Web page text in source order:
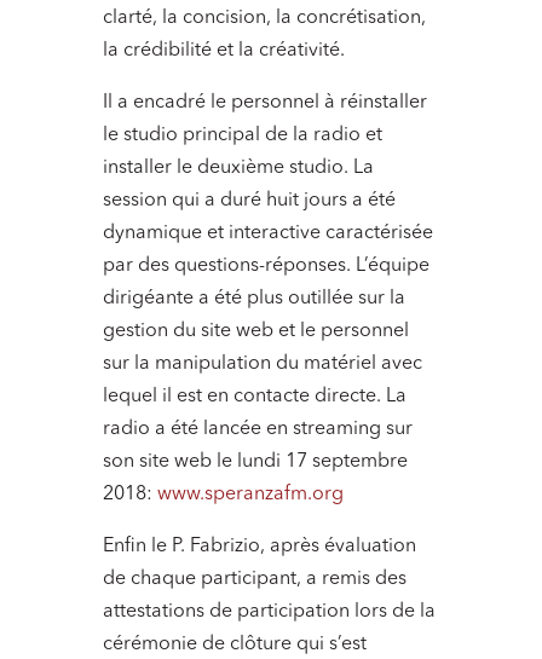
clarté, la concision, la concrétisation,
la crédibilité et la créativité.
Il a encadré le personnel à réinstaller
le studio principal de la radio et
installer le deuxième studio. La
session qui a duré huit jours a été
dynamique et interactive caractérisée
par des questions-réponses. L’équipe
dirigéante a été plus outillée sur la
gestion du site web et le personnel
sur la manipulation du matériel avec
lequel il est en contacte directe. La
radio a été lancée en streaming sur
son site web le lundi 17 septembre
2018: www.speranzafm.org
Enfin le P. Fabrizio, après évaluation
de chaque participant, a remis des
attestations de participation lors de la
cérémonie de clôture qui s’est